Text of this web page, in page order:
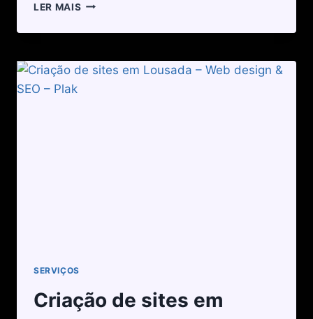
LER MAIS
SERVIÇOS
Criação de sites em